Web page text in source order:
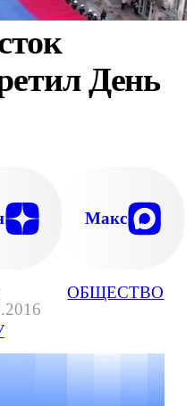
ОБЩЕСТВО
День
Макс